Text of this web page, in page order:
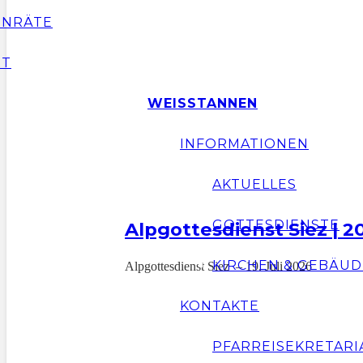
WEISSTANNEN
INFORMATIONEN
AKTUELLES
GOTTESDIENSTE
KIRCHEN &
KONTAKTE
Alpgottesdienst Siez |
Alpgottesdienst Siez – 19. Juli 2026